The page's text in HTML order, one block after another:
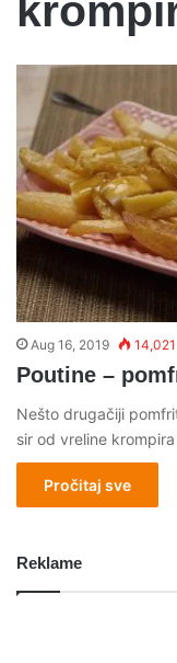
Aug 16, 2019 14,021
Poutine –
Nešto drugačiji
sir od vreline
Pročitaj sve
Reklame